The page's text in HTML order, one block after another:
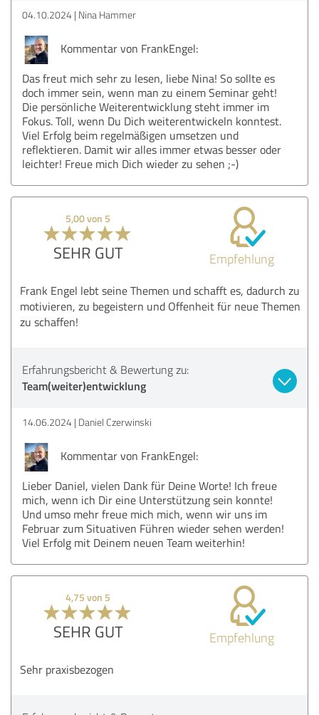
04.10.2024 Nina Hammer
Kommentar von FrankEngel:
Das freut mich sehr zu lesen, liebe Nina! So sollte es
doch immer sein, wenn man zu einem Seminar geht!
Die persönliche Weiterentwicklung steht immer im
Fokus. Toll, wenn Du Dich weiterentwickeln konntest.
Viel Erfolg beim regelmäßigen umsetzen und
reflektieren. Damit wir alles immer etwas besser oder
leichter! Freue mich Dich wieder zu sehen ;-)
5,00 von 5
SEHR GUT Empfehlung
Frank Engel lebt seine Themen und schafft es, dadurch zu
motivieren, zu begeistern und Offenheit für neue Themen
zu schaffen!
Erfahrungsbericht & Bewertung zu:
Team(weiter)entwicklung
14.06.2024 Daniel Czerwinski
Kommentar von FrankEngel:
Lieber Daniel, vielen Dank für Deine Worte! Ich freue
mich, wenn ich Dir eine Unterstützung sein konnte!
Und umso mehr freue mich mich, wenn wir uns im
Februar zum Situativen Führen wieder sehen werden!
Viel Erfolg mit Deinem neuen Team weiterhin!
4,75 von 5
SEHR GUT Empfehlung
Sehr praxisbezogen